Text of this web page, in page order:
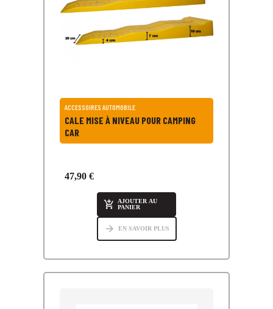
ACCESSOIRES AUTOMOBILE
CALE MISE À NIVEAU POUR CAMPING
CAR
47,90 €

AJOUTER AU
PANIER
arrow_forward EN SAVOIR PLUS